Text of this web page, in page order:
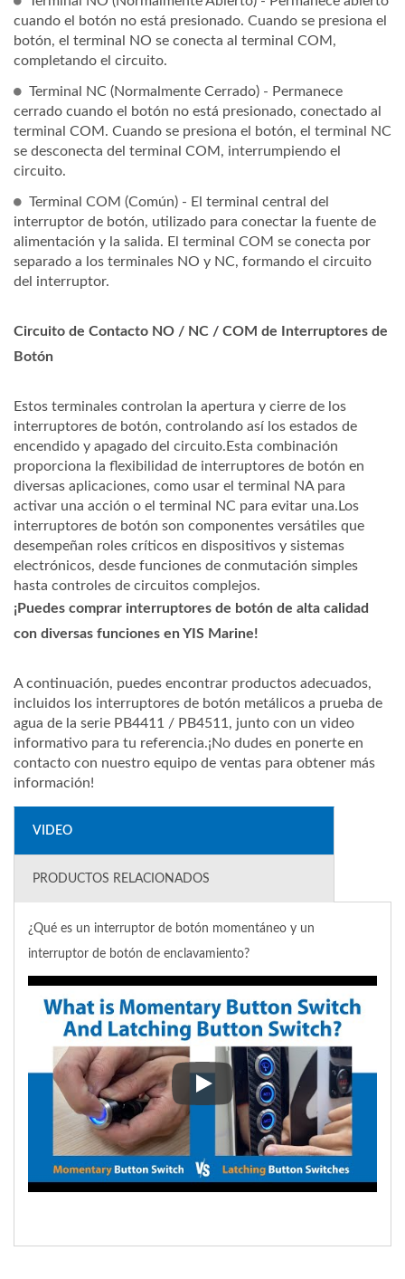
cuando el botón no está presionado. Cuando se presiona el
botón, el terminal NO se conecta al terminal COM,
completando el circuito.
Terminal NC (Normalmente Cerrado) - Permanece
cerrado cuando el botón no está presionado, conectado al
terminal COM. Cuando se presiona el botón, el terminal NC
se desconecta del terminal COM, interrumpiendo el
circuito.
Terminal COM (Común) - El terminal central del
interruptor de botón, utilizado para conectar la fuente de
alimentación y la salida. El terminal COM se conecta por
separado a los terminales NO y NC, formando el circuito
del interruptor.
Circuito de Contacto NO / NC / COM de Interruptores de
Botón
Estos terminales controlan la apertura y cierre de los
interruptores de botón, controlando así los estados de
encendido y apagado del circuito.Esta combinación
proporciona la flexibilidad de interruptores de botón en
diversas aplicaciones, como usar el terminal NA para
activar una acción o el terminal NC para evitar una.Los
interruptores de botón son componentes versátiles que
desempeñan roles críticos en dispositivos y sistemas
electrónicos, desde funciones de conmutación simples
hasta controles de circuitos complejos.
¡Puedes comprar interruptores de botón de alta calidad
con diversas funciones en YIS Marine!
A continuación, puedes encontrar productos adecuados,
incluidos los interruptores de botón metálicos a prueba de
agua de la serie PB4411 / PB4511, junto con un video
informativo para tu referencia.¡No dudes en ponerte en
contacto con nuestro equipo de ventas para obtener más
información!
VIDEO
PRODUCTOS RELACIONADOS
¿Qué es un interruptor de botón momentáneo y un
interruptor de botón de enclavamiento?
¿Qué es un interruptor de